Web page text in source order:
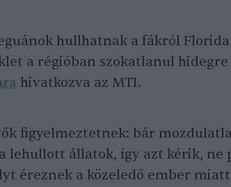
hullhatnak a fákról
a régióban szokatlanul
hivatkozva az MTI.
figyelmeztetnek: bár
lehullott állatok, így azt kérik, ne
éreznek a közeledő ember